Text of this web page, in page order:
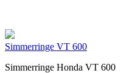
Simmerringe VT 600
Simmerringe Honda VT 600